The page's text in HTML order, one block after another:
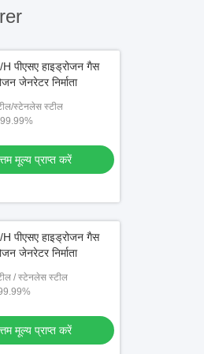
पीएसए हाइड्रोजन गैस
जेनरेटर निर्माता
स्टेनलेस स्टील
99.99%
मूल्य प्राप्त करें
पीएसए हाइड्रोजन गैस
जेनरेटर निर्माता
/ स्टेनलेस स्टील
मूल्य प्राप्त करें